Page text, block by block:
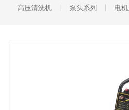
高压清洗机 泵头系列 电机